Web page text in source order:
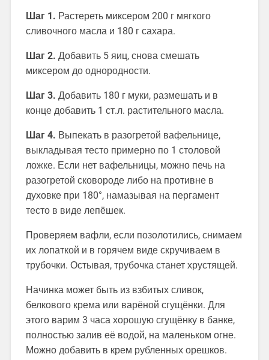
Шаг 1. Растереть миксером 200 г мягкого
сливочного масла и 180 г сахара.
Шаг 2. Добавить 5 яиц, снова смешать
миксером до однородности.
Шаг 3. Добавить 180 г муки, размешать и в
конце добавить 1 ст.л. растительного масла.
Шаг 4. Выпекать в разогретой вафельнице,
выкладывая тесто примерно по 1 столовой
ложке. Если нет вафельницы, можно печь на
разогретой сковороде либо на противне в
духовке при 180°, намазывая на пергамент
тесто в виде лепёшек.
Проверяем вафли, если позолотились, снимаем
их лопаткой и в горячем виде скручиваем в
трубочки. Остывая, трубочка станет хрустящей.
Начинка может быть из взбитых сливок,
белкового крема или варёной сгущёнки. Для
этого варим 3 часа хорошую сгущёнку в банке,
полностью залив её водой, на маленьком огне.
Можно добавить в крем рубленных орешков.